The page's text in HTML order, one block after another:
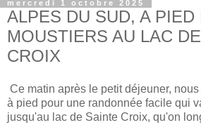
mercredi 1 octobre 2025
ALPES DU SUD, A PIED
MOUSTIERS AU LAC
CROIX
Ce matin après le petit déjeuner,
à pied pour une randonnée facile qui
jusqu'au lac de Sainte Croix, qu'on